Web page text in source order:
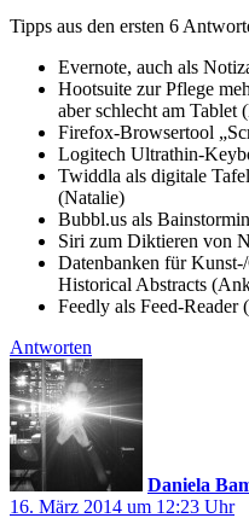
Tipps aus den ersten 6
Evernote, auch als
Hootsuite zur Pflege
aber schlecht am Tablet
Firefox-Browsertool
Logitech Ultrathin-
Twiddla als digitale
(Natalie)
Bubbl.us als
Siri zum Diktieren von
Datenbanken für
Historical Abstracts
Feedly als Feed-Reader
Antworten
Daniela
16. März 2014 um 12:23 Uhr